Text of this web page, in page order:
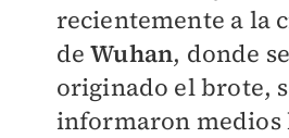
recientemente a la
deWuhan, donde
originado el brote,
informaron medios